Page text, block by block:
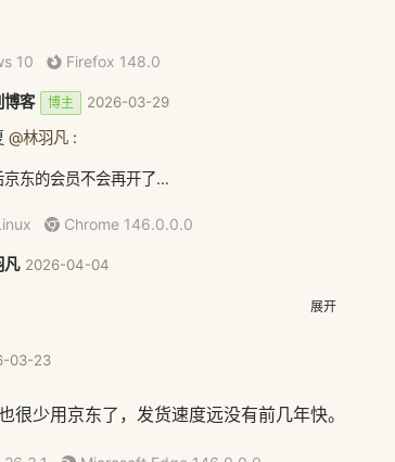
10 Firefox 148.0
博客 博主 2026-03-29
@林羽凡:
京东的会员不会再开了…
Chrome 146.0.0.0
凡 2026-04-04
展开
03-23
很少用京东了，发货速度远没有前几年快。